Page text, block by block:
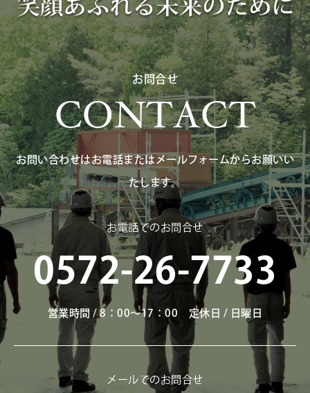
お問合せ
CONTACT
お問い合わせはお電話またはメールフォームからお願いい
たします。
お電話でのお問合せ
0572-26-7733
営業時間 / 8：00～17：00 定休日 / 日曜日
メールでのお問合せ